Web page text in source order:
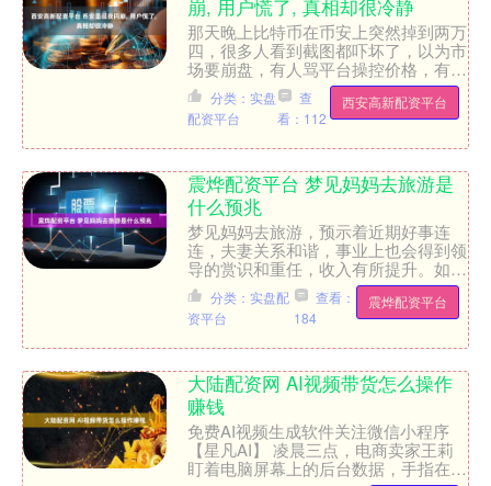
崩, 用户慌了, 真相却很冷静
那天晚上比特币在币安上突然掉到两万
四，很多人看到截图都吓坏了，以为市
场要崩盘，有人骂平台操控价格，有人
说内部人提前跑路，其实根本不是那么
回事，真正出问题的只是一....
西安高新配资平台
分类：实盘
配资平台
查
看：112
震烨配资平台 梦见妈妈去旅游是
什么预兆
梦见妈妈去旅游，预示着近期好事连
连，夫妻关系和谐，事业上也会得到领
导的赏识和重任，收入有所提升。如果
做此梦，则需要注意避免因小事与他人
发生争执，这可能会导致生活....
震烨配资平台
分类：实盘配
资平台
查看：
184
大陆配资网 AI视频带货怎么操作
赚钱
免费AI视频生成软件关注微信小程序
【星凡AI】 凌晨三点，电商卖家王莉
盯着电脑屏幕上的后台数据，手指在键